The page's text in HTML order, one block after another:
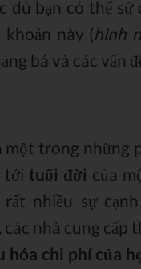
dù bạn có thể sử
này (hình
bá và các vấn
một trong những
tới tuổi đời của
nhiều sự
nhà cung cấp
hóa chi phí của